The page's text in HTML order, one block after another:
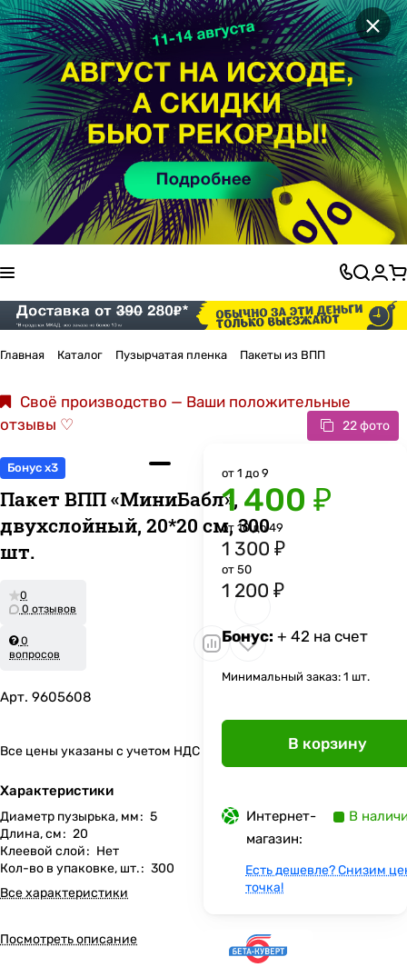
×
Главная Каталог Пузырчатая пленка Пакеты из ВПП
Своё производство — Ваши положительные
отзывы ♡
22 фото
Бонус x3
Пакет ВПП «МиниБабл»,
двухслойный, 20*20 см, 300
шт.
0
0 отзывов
0
вопросов
Арт. 9605608
Все цены указаны с учетом НДС
Характеристики
Диаметр пузырька, мм: 5
Длина, см: 20
Клеевой слой: Нет
Кол-во в упаковке, шт.: 300
Все характеристики
Посмотреть описание
от 1 до 9
1 400 ₽
от 10 до 49
1 300 ₽
от 50
1 200 ₽
Бонус: + 42 на счет
Минимальный заказ: 1 шт.
В корзину
Интернет-
магазин:
В
Есть дешевле? Снизим
точка!